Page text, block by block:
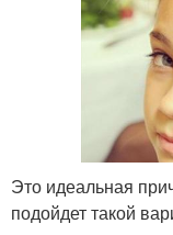
Это идеальная
подойдет такой